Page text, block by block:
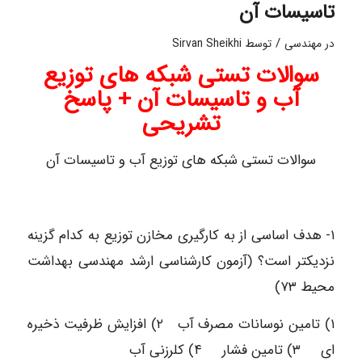
تاسیسات آن
در مهندسی / توسط Sirvan Sheikhi
سوالات تستی شبکه های توزیع
آب و تاسیسات آن + پاسخ
تشریحی
سوالات تستی شبکه های توزیع آب و تاسیسات آن
١- هدف اساسی از به کارگیری مخازن توزیع به کدام گزینه
نزدیکتر است؟ (آزمون کارشناسی ارشد مهندسی بهداشت
محیط ۷۳)
۱) تامین نوسانات مصرف آب ۲) افزایش ظرفیت ذخیره
ای ۳) تامین فشار ۴) کلرزنی آب